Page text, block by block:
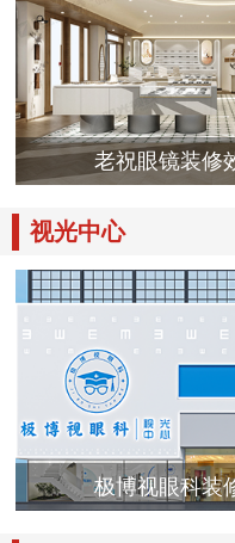
老祝眼镜装修
视光中心
极博视眼科装